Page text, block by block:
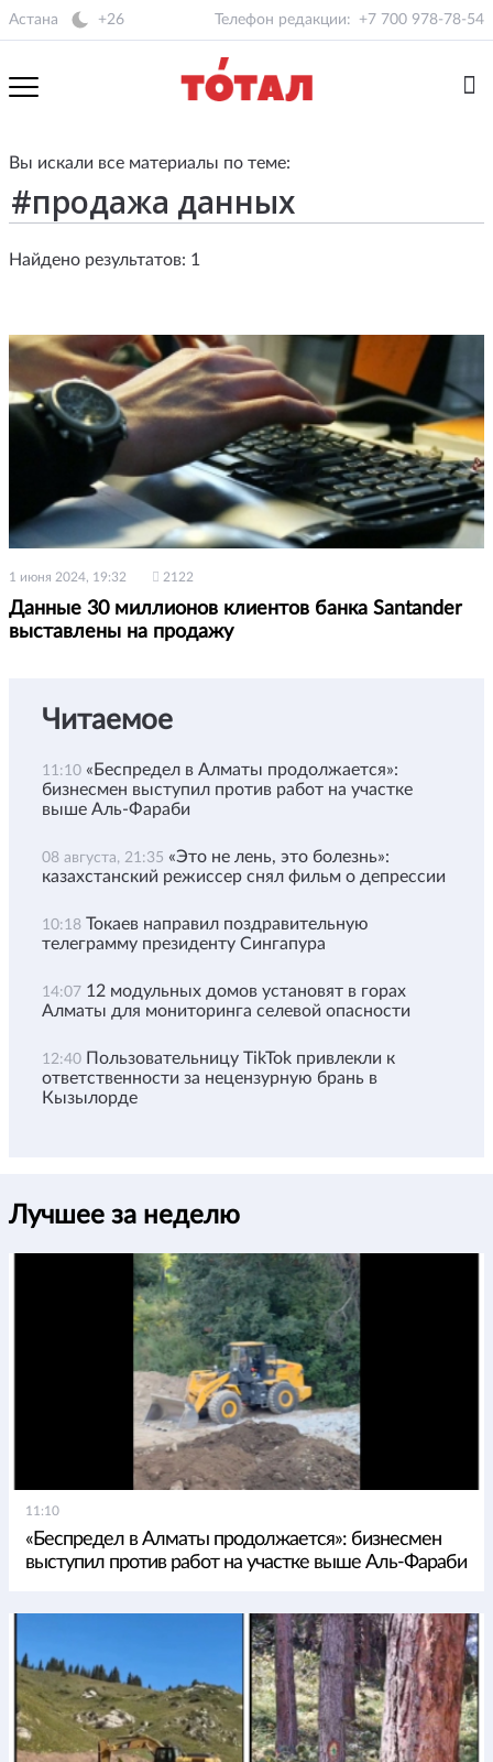
Астана +26 Телефон редакции: +7 700 978-78-54
Вы искали все материалы по теме:
Найдено результатов: 1
1 июня 2024, 19:32 2122
Данные 30 миллионов клиентов банка Santander
выставлены на продажу
Читаемое
11:10 «Беспредел в Алматы продолжается»:
бизнесмен выступил против работ на участке
выше Аль-Фараби
08 августа, 21:35 «Это не лень, это болезнь»:
казахстанский режиссер снял фильм о депрессии
10:18 Токаев направил поздравительную
телеграмму президенту Сингапура
14:07 12 модульных домов установят в горах
Алматы для мониторинга селевой опасности
12:40 Пользовательницу TikTok привлекли к
ответственности за нецензурную брань в
Кызылорде
Лучшее за неделю
11:10
«Беспредел в Алматы продолжается»: бизнесмен
выступил против работ на участке выше Аль-Фараби